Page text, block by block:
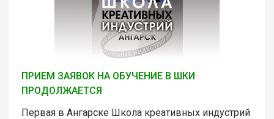
ПРИЕМ ЗАЯВОК НА ОБУЧЕНИЕ В ШКИ
ПРОДОЛЖАЕТСЯ
Первая в Ангарске Школа креативных индустрий